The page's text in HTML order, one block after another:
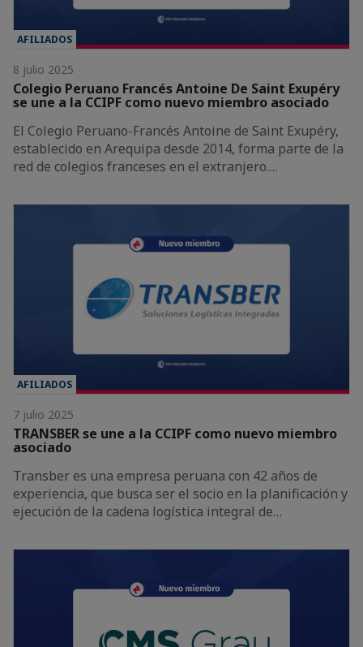
AFILIADOS
8 julio 2025
Colegio Peruano Francés Antoine De Saint Exupéry
se une a la CCIPF como nuevo miembro asociado
El Colegio Peruano-Francés Antoine de Saint Exupéry,
establecido en Arequipa desde 2014, forma parte de la
red de colegios franceses en el extranjero.…
AFILIADOS
7 julio 2025
TRANSBER se une a la CCIPF como nuevo miembro
asociado
Transber es una empresa peruana con 42 años de
experiencia, que busca ser el socio en la planificación y
ejecución de la cadena logística integral de…